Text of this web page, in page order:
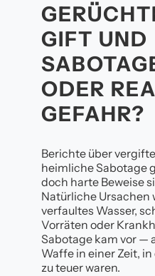
GIFT UND
ODER
GEFAHR?
Berichte über
heimliche Sabotage
doch harte Beweise
Natürliche Ursachen
verfaultes Wasser,
Vorräten oder
Sabotage kam vor —
Waffe in einer Zeit,
zu teuer waren.